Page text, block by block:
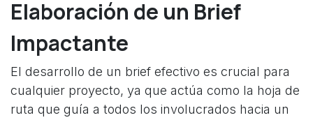
Elaboración de un Brief
Impactante
El desarrollo de un brief efectivo es crucial para
cualquier proyecto, ya que actúa como la hoja de
ruta que guía a todos los involucrados hacia un